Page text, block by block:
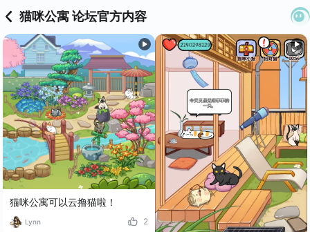
猫咪公寓 论坛官方内容
猫咪公寓可以云撸猫啦！
Lynn 2